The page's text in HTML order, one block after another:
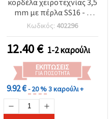
mm με πέρλα SS16 - 9
μέτρα
Κωδικός: 402296
12.40€ 1-2 καρούλι
ΕΚΠΤΏΣΕΙΣ
ΓΙΑ ΠΟΣΌΤΗΤΑ
9.92 €- 20 %3 καρούλι +